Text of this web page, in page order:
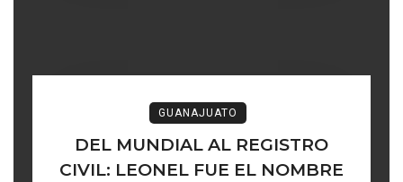
GUANAJUATO
DEL MUNDIAL AL REGISTRO
CIVIL: LEONEL FUE EL NOMBRE